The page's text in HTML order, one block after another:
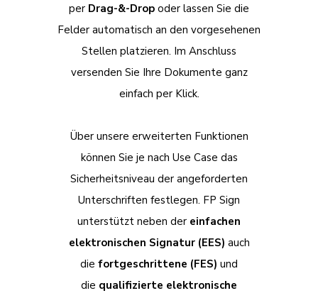
per Drag-&-Drop oder lassen Sie die
Felder automatisch an den vorgesehenen
Stellen platzieren. Im Anschluss
versenden Sie Ihre Dokumente ganz
einfach per Klick.
Über unsere erweiterten Funktionen
können Sie je nach Use Case das
Sicherheitsniveau der angeforderten
Unterschriften festlegen. FP Sign
unterstützt neben der einfachen
elektronischen Signatur (EES) auch
die fortgeschrittene (FES) und
die qualifizierte elektronische